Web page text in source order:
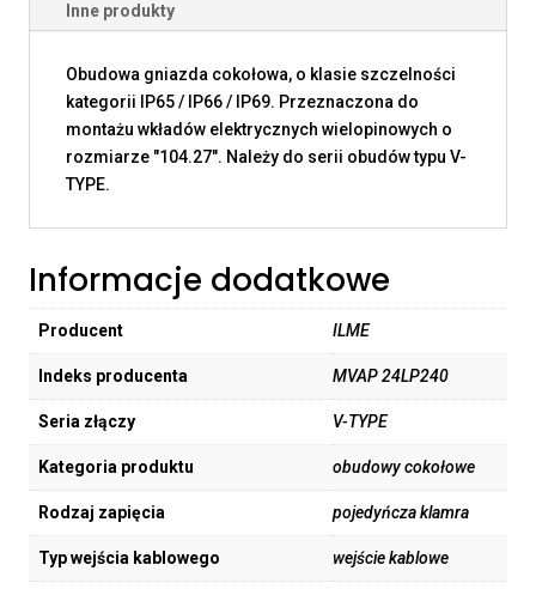
Inne produkty
Obudowa gniazda cokołowa, o klasie szczelności
kategorii IP65 / IP66 / IP69. Przeznaczona do
montażu wkładów elektrycznych wielopinowych o
rozmiarze "104.27". Należy do serii obudów typu V-
TYPE.
Informacje dodatkowe
Producent ILME
Indeks producenta MVAP 24LP240
Seria złączy V-TYPE
Kategoria produktu obudowy cokołowe
Rodzaj zapięcia pojedyńcza klamra
Typ wejścia kablowego wejście kablowe